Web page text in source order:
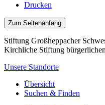
Drucken
Zum Seitenanfang
Stiftung Großheppacher
Kirchliche Stiftung
Unsere Standorte
Übersicht
Suchen & Finden